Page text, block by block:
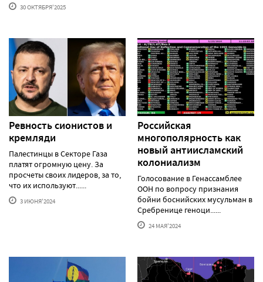
30 ОКТЯБРЯ'2025
Ревность сионистов и
кремляди
Палестинцы в Секторе Газа
платят огромную цену. За
просчеты своих лидеров, за то,
что их используют......
3 ИЮНЯ'2024
Российская
многополярность как
новый антиисламский
колониализм
Голосование в Генассамблее
ООН по вопросу признания
бойни боснийских мусульман в
Сребренице геноци......
24 МАЯ'2024